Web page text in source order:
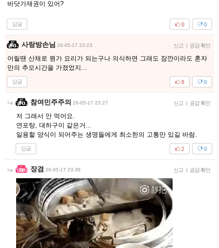
바닷가재권이 있어?
답글 0
0
사랑방손님 26-05-17 23:23 신고 공감 확인
어릴땐 산채로 뭔가 요리가 되는구나 의식하면 그래도 잠깐이라도 혼자
만의 추모시간을 가졌었지...
답글 0
8
참여민주주의 26-05-17 23:27 신고 공감 확인
저 그래서 안 먹어요.
연포탕, 대하구이 같은거...
일용할 양식이 되어주는 생명들에게 최소한의 고통만 있길 바람.
답글 0
2
장겸 26-05-17 23:36 신고 공감 확인